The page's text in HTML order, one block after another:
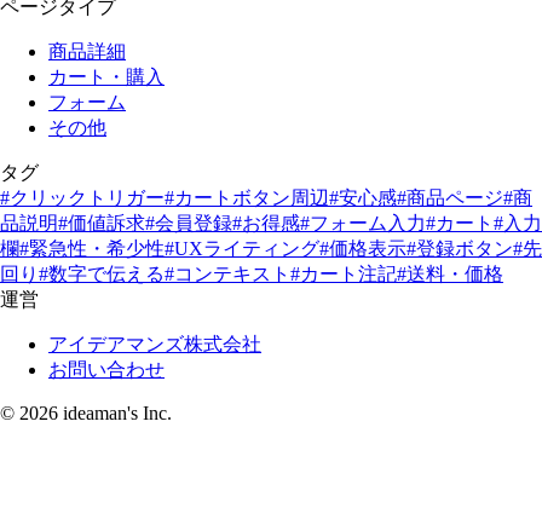
ページタイプ
商品詳細
カート・購入
フォーム
その他
タグ
#クリックトリガー#カートボタン周辺#安心感#商品ページ#商
品説明#価値訴求#会員登録#お得感#フォーム入力#カート #入力
欄#緊急性・希少性#UXライティング#価格表示#登録ボタン#先
回り #数字で伝える#コンテキスト #カート注記#送料・価格
運営
アイデアマンズ株式会社
お問い合わせ
© 2026 ideaman's Inc.